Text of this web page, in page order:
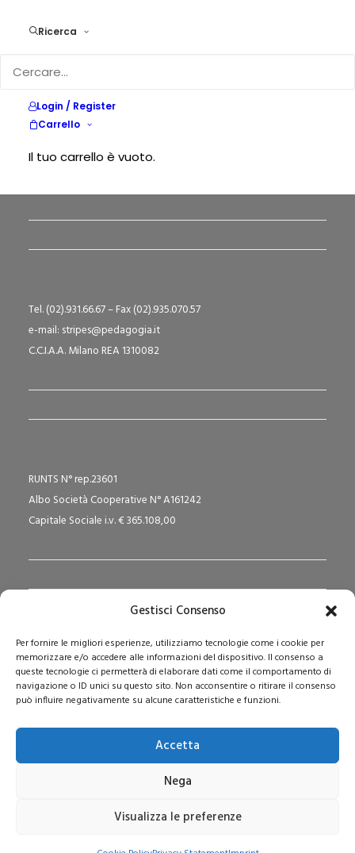
Gestisci Consenso
Per fornire le migliori esperienze, utilizziamo tecnologie come i cookie per
memorizzare e/o accedere alle informazioni del dispositivo. Il consenso a
queste tecnologie ci permetterà di elaborare dati come il comportamento di
navigazione o ID unici su questo sito. Non acconsentire o ritirare il consenso
può influire negativamente su alcune caratteristiche e funzioni.
Accetta
Nega
Visualizza le preferenze
Ricerca
Login / Register
Carrello
Il tuo carrello è vuoto.
Sede Legale:
pec: cooperativa@pec.stripes.it
Tel. (02).931.66.67 – Fax (02).935.070.57
e-mail: stripes@pedagogia.it
C.C.I.A.A. Milano REA 1310082
RUNTS N° rep.23601
Albo Società Cooperative N° A161242
Capitale Sociale i.v. € 365.108,00
Via San Domenico Savio, 6 – 20017 Rho (MI)
Reg. Tribunale: n. 187 del 29/03/97 | ISSN: 1593-2259
Web:www.pedagogia.it
© 2026 Stripes Cooperativa Sociale ONLUS. Tutti i diritti riservati